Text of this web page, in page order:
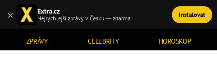
ZPRÁVY CELEBRITY HOROSKOP
TÉMATA
× Extra.cz
Nejrychlejší zprávy v Česku — zdarma Instalovat